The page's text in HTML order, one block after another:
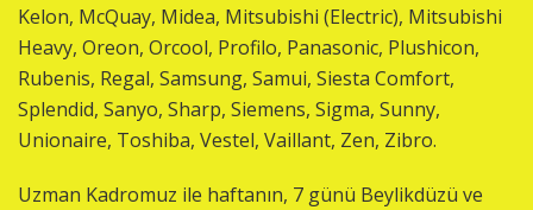
Kelon, McQuay, Midea, Mitsubishi (Electric), Mitsubishi
Heavy, Oreon, Orcool, Profilo, Panasonic, Plushicon,
Rubenis, Regal, Samsung, Samui, Siesta Comfort,
Splendid, Sanyo, Sharp, Siemens, Sigma, Sunny,
Unionaire, Toshiba, Vestel, Vaillant, Zen, Zibro.
Uzman Kadromuz ile haftanın, 7 günü Beylikdüzü ve